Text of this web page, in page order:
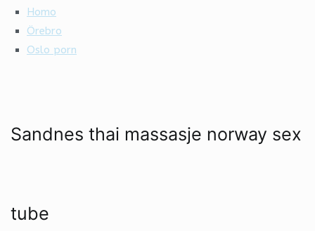
Homo
Örebro
Oslo porn
Sandnes thai massasje norway sex
tube